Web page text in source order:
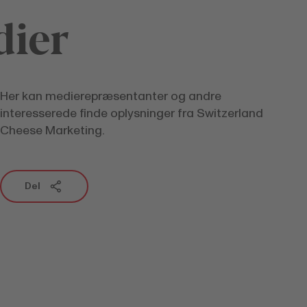
Her kan medierepræsentanter og andre
interesserede finde oplysninger fra Switzerland
Cheese Marketing.
Del